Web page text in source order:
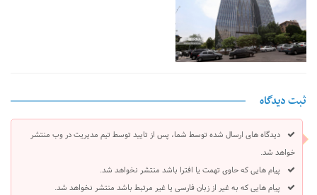
ثبت دیدگاه
دیدگاه های ارسال شده توسط شما، پس از تایید توسط تیم مدیریت در وب منتشر
خواهد شد.
پیام هایی که حاوی تهمت یا افترا باشد منتشر نخواهد شد.
پیام هایی که به غیر از زبان فارسی یا غیر مرتبط باشد منتشر نخواهد شد.